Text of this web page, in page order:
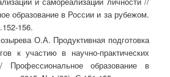
образование в России и за рубежом.
156.
О.А. Продуктивная подготовка
к участию в научно-практических
Профессиональное образование в